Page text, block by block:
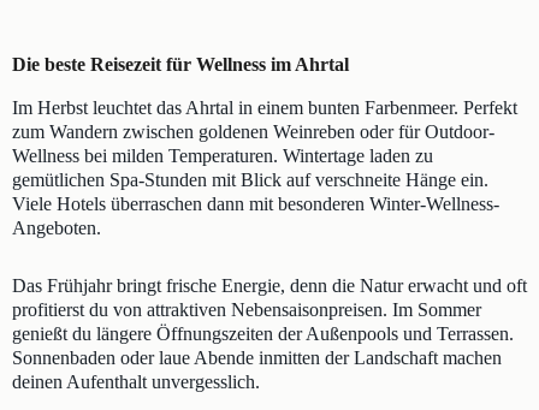
Die beste Reisezeit für Wellness im Ahrtal
Im Herbst leuchtet das Ahrtal in einem bunten Farbenmeer. Perfekt
zum Wandern zwischen goldenen Weinreben oder für Outdoor-
Wellness bei milden Temperaturen. Wintertage laden zu
gemütlichen Spa-Stunden mit Blick auf verschneite Hänge ein.
Viele Hotels überraschen dann mit besonderen Winter-Wellness-
Angeboten.
Das Frühjahr bringt frische Energie, denn die Natur erwacht und oft
profitierst du von attraktiven Nebensaisonpreisen. Im Sommer
genießt du längere Öffnungszeiten der Außenpools und Terrassen.
Sonnenbaden oder laue Abende inmitten der Landschaft machen
deinen Aufenthalt unvergesslich.